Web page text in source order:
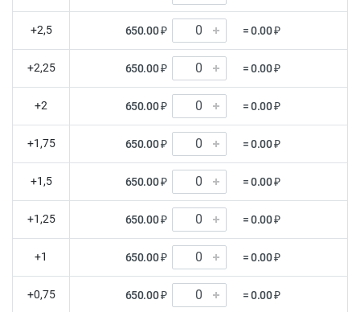
+2,5 650.00 ₽ = 0.00 ₽
+2,25 650.00 ₽ = 0.00 ₽
+2 650.00 ₽ = 0.00 ₽
+1,75 650.00 ₽ = 0.00 ₽
+1,5 650.00 ₽ = 0.00 ₽
+1,25 650.00 ₽ = 0.00 ₽
+1 650.00 ₽ = 0.00 ₽
+0,75 650.00 ₽ = 0.00 ₽